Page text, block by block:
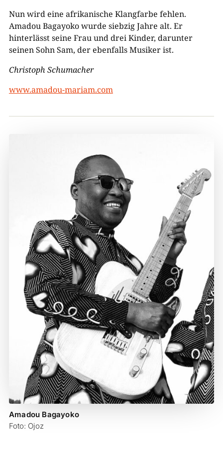
Nun wird eine afrikanische Klangfarbe fehlen.
Amadou Bagayoko wurde siebzig Jahre alt. Er
hinterlässt seine Frau und drei Kinder, darunter
seinen Sohn Sam, der ebenfalls Musiker ist.
Christoph Schumacher
www.amadou-mariam.com
Amadou Bagayoko
Foto: Ojoz